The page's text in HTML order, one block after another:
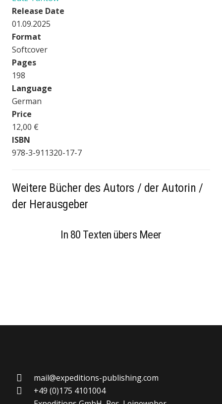
Release Date
01.09.2025
Format
Softcover
Pages
198
Language
German
Price
12,00 €
ISBN
978-3-911320-17-7
Weitere Bücher des Autors / der Autorin /
der Herausgeber
In 80 Texten übers Meer
mail@expeditions-publishing.com
+49 (0)175 4101004